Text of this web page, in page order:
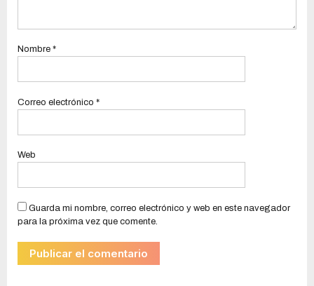
Nombre *
Correo electrónico *
Web
Guarda mi nombre, correo electrónico y web en este navegador
para la próxima vez que comente.